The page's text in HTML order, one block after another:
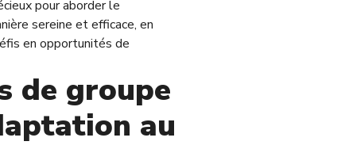
pour aborder le
sereine et efficace, en
en opportunités de
de groupe
au